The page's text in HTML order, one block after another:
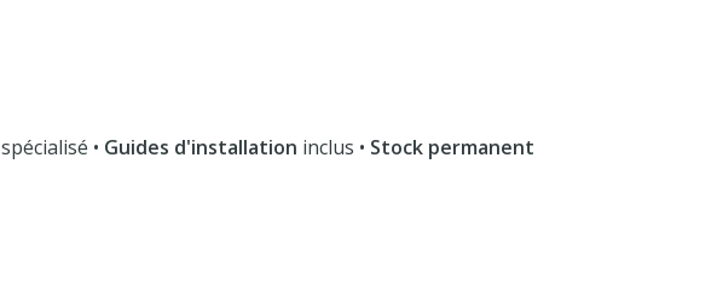
spécialisé • Guides d'installation inclus • Stock permanent